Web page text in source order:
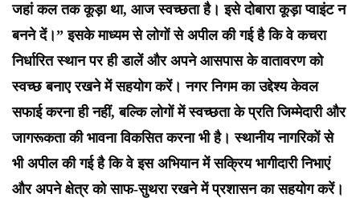
जहां कल तक कूड़ा था, आज स्वच्छता है। इसे दोबारा कूड़ा प्वाइंट न
बनने दें।” इसके माध्यम से लोगों से अपील की गई है कि वे कचरा
निर्धारित स्थान पर ही डालें और अपने आसपास के वातावरण को
स्वच्छ बनाए रखने में सहयोग करें।नगर निगम का उद्देश्य केवल
सफाई करना ही नहीं, बल्कि लोगों में स्वच्छता के प्रति जिम्मेदारी और
जागरूकता की भावना विकसित करना भी है। स्थानीय नागरिकों से
भी अपील की गई है कि वे इस अभियान में सक्रिय भागीदारी निभाएं
और अपने क्षेत्र को साफ-सुथरा रखने में प्रशासन का सहयोग करें।